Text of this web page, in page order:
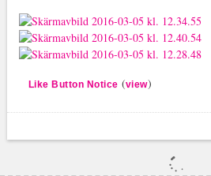
Like Button Notice (view)